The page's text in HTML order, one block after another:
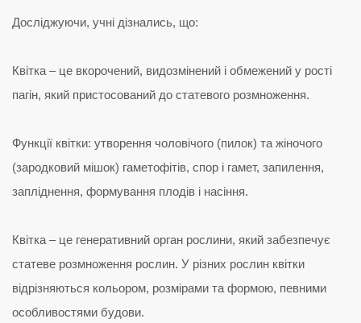
Досліджуючи, учні дізнались, що:
Квітка – це вкорочений, видозмінений і обмежений у рості
пагін, який пристосований до статевого розмноження.
Функції квітки: утворення чоловічого (пилок) та жіночого
(зародковий мішок) гаметофітів, спор і гамет, запилення,
запліднення, формування плодів і насіння.
Квітка – це генеративний орган рослини, який забезпечує
статеве розмноження рослин. У різних рослин квітки
відрізняються кольором, розмірами та формою, певними
особливостями будови.